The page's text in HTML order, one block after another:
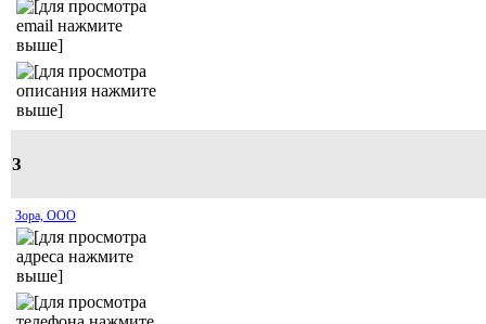
З
Зора, ООО